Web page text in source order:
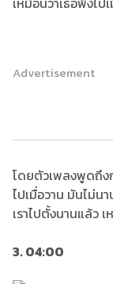
Advertisement
โดยตัวเพลงพูดถึง
ไปเมื่อวาน มันไม่นา
เราไปตั้งนานแล้ว
3. 04:00